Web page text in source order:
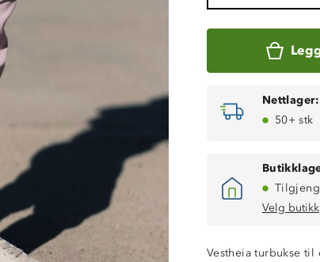
Nettlager:
50+ stk
Velg butikk
Vestheia turbukse